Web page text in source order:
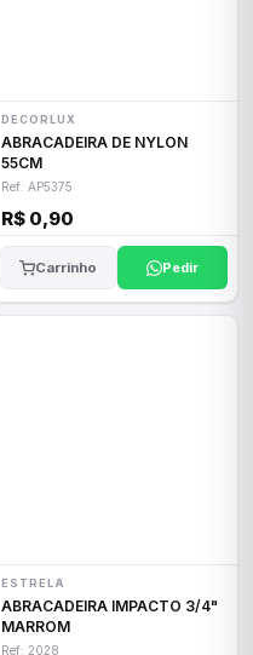
DECORLUX
ABRACADEIRA DE NYLON
55CM
Ref: AP5375
R$ 0,90
Carrinho Pedir
ESTRELA
ABRACADEIRA IMPACTO 3/4"
MARROM
Ref: 2028